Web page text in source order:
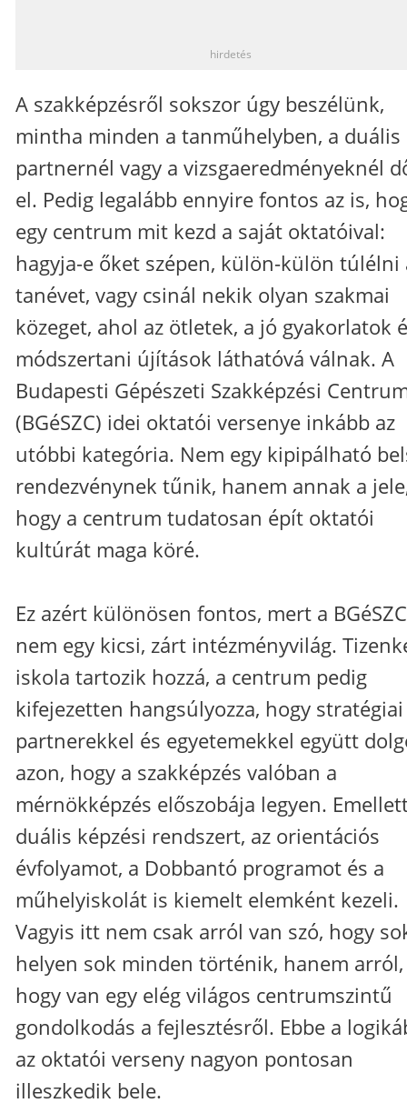
hirdetés
A szakképzésről sokszor úgy beszélünk,
mintha minden a tanműhelyben, a duális
partnernél vagy a vizsgaeredményeknél
el. Pedig legalább ennyire fontos az is,
egy centrum mit kezd a saját oktatóival:
hagyja-e őket szépen, külön-külön túlélni
tanévet, vagy csinál nekik olyan szakmai
közeget, ahol az ötletek, a jó gyakorlatok
módszertani újítások láthatóvá válnak. A
Budapesti Gépészeti Szakképzési
(BGéSZC) idei oktatói versenye inkább az
utóbbi kategória. Nem egy kipipálható
rendezvénynek tűnik, hanem annak a
hogy a centrum tudatosan épít oktatói
kultúrát maga köré.
Ez azért különösen fontos, mert a BGéSZC
nem egy kicsi, zárt intézményvilág.
iskola tartozik hozzá, a centrum pedig
kifejezetten hangsúlyozza, hogy stratégiai
partnerekkel és egyetemekkel együtt
azon, hogy a szakképzés valóban a
mérnökképzés előszobája legyen.
duális képzési rendszert, az orientációs
évfolyamot, a Dobbantó programot és a
műhelyiskolát is kiemelt elemként kezeli.
Vagyis itt nem csak arról van szó, hogy
helyen sok minden történik, hanem arról,
hogy van egy elég világos centrumszintű
gondolkodás a fejlesztésről. Ebbe a
az oktatói verseny nagyon pontosan
illeszkedik bele.